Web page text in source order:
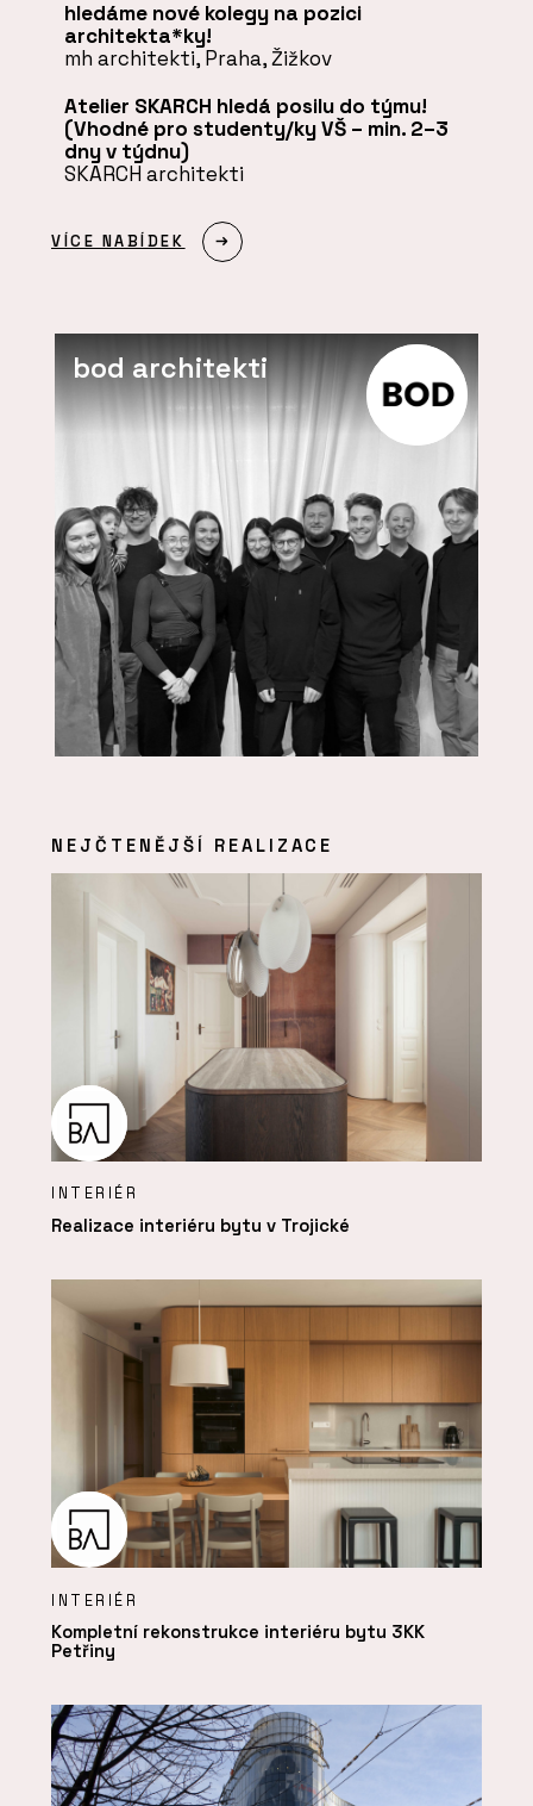
hledáme nové kolegy na pozici
architekta*ky!
mh architekti, Praha, Žižkov
Atelier SKARCH hledá posilu do týmu!
(Vhodné pro studenty/ky VŠ – min. 2–3
dny v týdnu)
SKARCH architekti
VÍCE NABÍDEK
bod architekti
NEJČTENĚJŠÍ REALIZACE
INTERIÉR
Realizace interiéru bytu v Trojické
INTERIÉR
Kompletní rekonstrukce interiéru bytu 3KK
Petřiny